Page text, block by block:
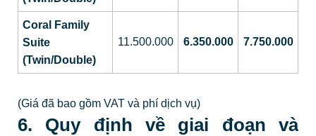
Coral Family
Suite
(Twin/Double)
11.500.000 6.350.000 7.750.000
(Giá đã bao gồm VAT và phí dịch vụ)
6. Quy định về giai đoạn và